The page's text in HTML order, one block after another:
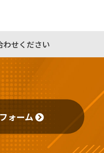
わせください
ォーム